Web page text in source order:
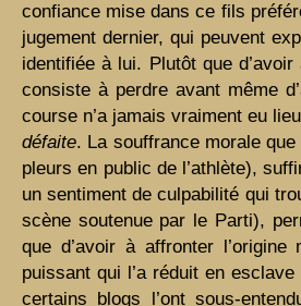
confiance mise dans ce fils
jugement dernier, qui peuvent
identifiée à lui. Plutôt que
consiste à perdre avant même
course n’a jamais vraiment eu
défaite. La souffrance morale
pleurs en public de l’athlète),
un sentiment de culpabilité qui
scène soutenue par le Parti),
que d’avoir à affronter
puissant qui l’a réduit en
certains blogs l’ont sous-